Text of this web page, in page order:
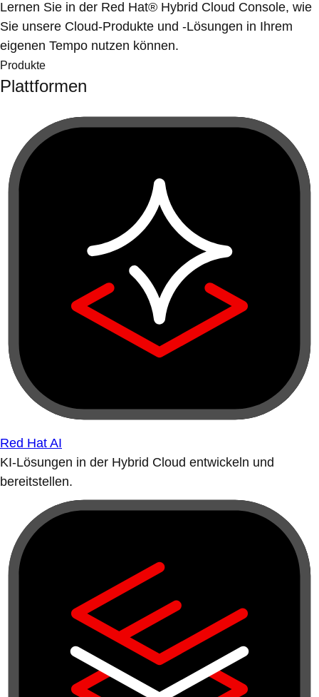
Lernen Sie in der Red Hat® Hybrid Cloud Console, wie
Sie unsere Cloud-Produkte und -Lösungen in Ihrem
eigenen Tempo nutzen können.
Produkte
Plattformen
Red Hat AI
KI-Lösungen in der Hybrid Cloud entwickeln und
bereitstellen.